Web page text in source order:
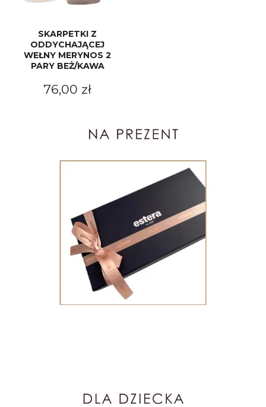
SKARPETKI Z
ODDYCHAJĄCEJ
WEŁNY MERYNOS 2
PARY BEŻ/KAWA
76,00 zł